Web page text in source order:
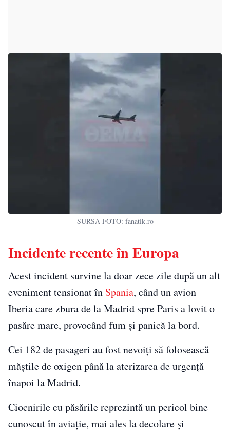
SURSA FOTO: fanatik.ro
Incidente recente în Europa
Acest incident survine la doar zece zile după un alt
eveniment tensionat în Spania, când un avion
Iberia care zbura de la Madrid spre Paris a lovit o
pasăre mare, provocând fum și panică la bord.
Cei 182 de pasageri au fost nevoiți să folosească
măștile de oxigen până la aterizarea de urgență
înapoi la Madrid.
Ciocnirile cu păsările reprezintă un pericol bine
cunoscut în aviație, mai ales la decolare și